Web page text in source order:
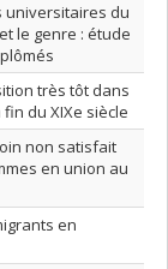
universitaires du
le genre : étude
très tôt dans
du XIXe siècle
non satisfait
en union au
en